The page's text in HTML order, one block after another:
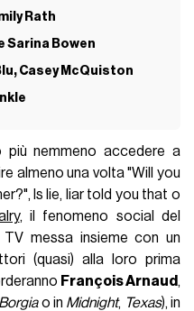
Rath
Sarina Bowen
Casey McQuiston
più nemmeno accedere a
almeno una volta "Will you
Is lie, liar told you that o
, il fenomeno social del
messa insieme con un
(quasi) alla loro prima
François Arnaud ,
o in Midnight, Texas), in